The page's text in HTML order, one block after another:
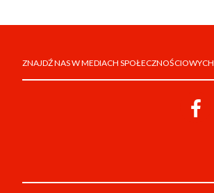
ZNAJDŹ NAS W MEDIACH SPOŁECZNOŚCIOWYCH